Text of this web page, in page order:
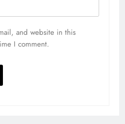
and website in this
I comment.